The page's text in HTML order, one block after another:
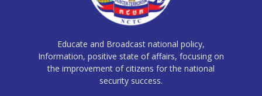
Educate and Broadcast national policy,
Information, positive state of affairs, focusing on
the improvement of citizens for the national
security success.